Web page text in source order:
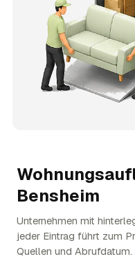
Bensheim
Unternehmen mit
jeder Eintrag führt zum
Quellen und